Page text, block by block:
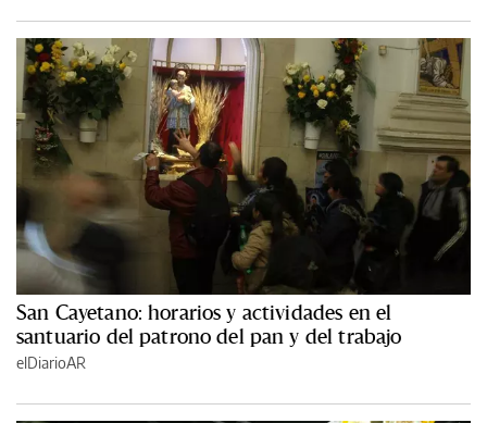
San Cayetano: horarios y actividades en el
santuario del patrono del pan y del trabajo
elDiarioAR